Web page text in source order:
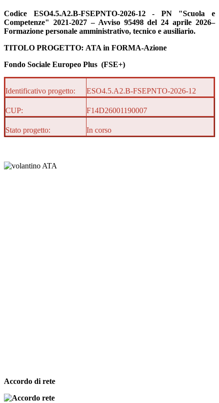
Codice ESO4.5.A2.B-FSEPNTO-2026-12 - PN "Scuola e
Competenze" 2021-2027 – Avviso 95498 del 24 aprile 2026–
Formazione personale amministrativo, tecnico e ausiliario.
TITOLO PROGETTO: ATA in FORMA-Azione
Fondo Sociale Europeo Plus (FSE+)
Identificativo progetto: ESO4.5.A2.B-FSEPNTO-2026-12
CUP: F14D26001190007
Stato progetto: In corso
Accordo di rete